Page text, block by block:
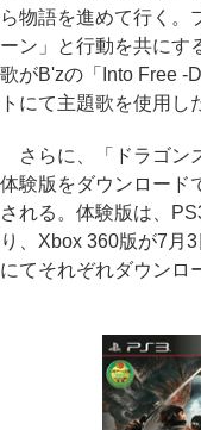
ら物語を進めて行く。
ーン」と行動を共にす
歌がB'zの「Into Free -
トにて主題歌を使用し
さらに、「ドラゴン
体験版をダウンロード
される。体験版は、
り、Xbox 360版が7月
にてそれぞれダウンロ